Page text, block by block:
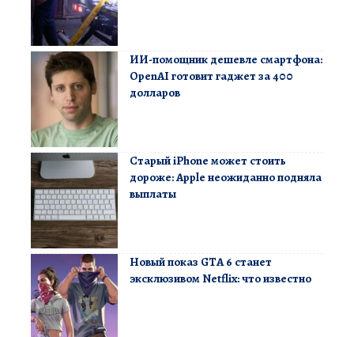
ИИ-помощник дешевле смартфона:
OpenAI готовит гаджет за 400
долларов
Старый iPhone может стоить
дороже: Apple неожиданно подняла
выплаты
Новый показ GTA 6 станет
эксклюзивом Netflix: что известно